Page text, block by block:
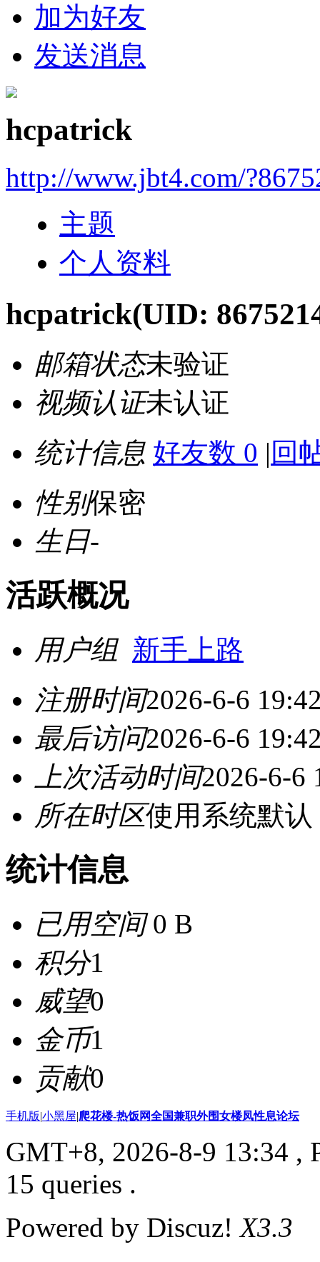
加为好友
发送消息
hcpatrick
http://www.jbt4.com/
主题
个人资料
hcpatrick(UID:
邮箱状态未验证
视频认证未认证
统计信息 好友数 0 | 回
性别保密
生日-
活跃概况
用户组 新手上路
注册时间2026-6-6
最后访问2026-6-6
上次活动时间2026-6-6
所在时区使用系统默认
统计信息
已用空间0 B
积分1
威望0
金币1
贡献0
手机版|小黑屋|爬花楼-热饭网全国兼职外围女楼凤性息论坛
GMT+8, 2026-8-9 13:34 ,
15 queries .
Powered by Discuz!X3.3